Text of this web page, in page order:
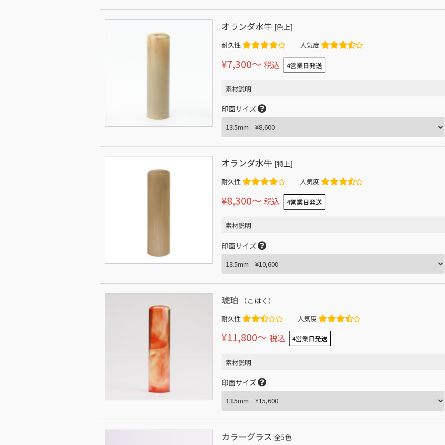
オランダ水牛 [色上]
耐久性 人気度
¥7,300〜 税込 4営業日発送
素材説明
印面サイズ
オランダ水牛 [特上]
耐久性 人気度
¥8,300〜 税込 4営業日発送
素材説明
印面サイズ
琥珀 （こはく）
耐久性 人気度
¥11,800〜 税込 4営業日発送
素材説明
印面サイズ
カラーグラス全5色